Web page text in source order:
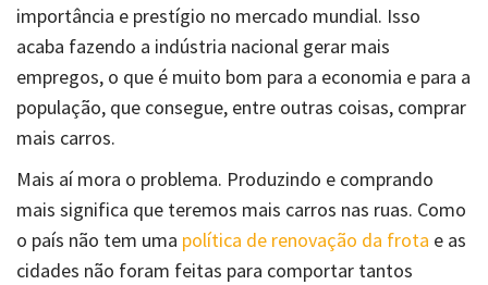
importância e prestígio no mercado mundial. Isso
acaba fazendo a indústria nacional gerar mais
empregos, o que é muito bom para a economia e para a
população, que consegue, entre outras coisas, comprar
mais carros.
Mais aí mora o problema. Produzindo e comprando
mais significa que teremos mais carros nas ruas. Como
o país não tem uma política de renovação da frota e as
cidades não foram feitas para comportar tantos